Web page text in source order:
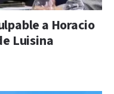
a Horacio
Luisina